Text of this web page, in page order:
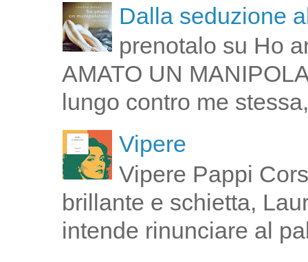
Dalla seduzione
prenotalo su Ho
AMATO UN
lungo contro me
Vipere
Vipere Pappi
brillante e schietta,
intende rinunciare al